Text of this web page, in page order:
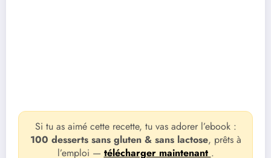
Si tu as aimé cette recette, tu vas adorer l’ebook :
100 desserts sans gluten & sans lactose, prêts à
l’emploi — télécharger maintenant .